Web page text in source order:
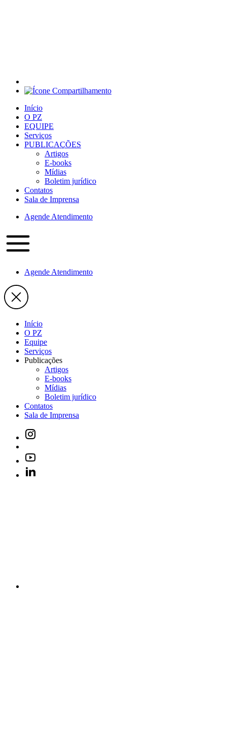
Início
O PZ
EQUIPE
Serviços
PUBLICAÇÕES
Artigos
E-books
Mídias
Boletim jurídico
Contatos
Sala de Imprensa
Agende Atendimento
Agende Atendimento
Início
O PZ
Equipe
Serviços
Publicações
Artigos
E-books
Mídias
Boletim jurídico
Contatos
Sala de Imprensa